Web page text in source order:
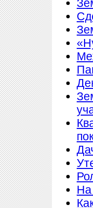
На